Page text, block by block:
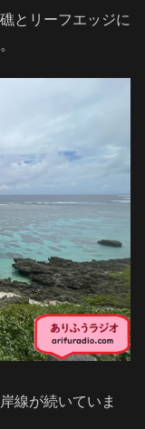
とリーフエッジに
線が続いていま